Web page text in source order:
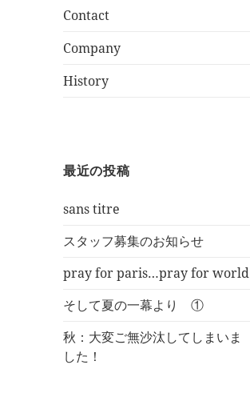
Contact
Company
History
最近の投稿
sans titre
スタッフ募集のお知らせ
pray for paris…pray for world
そして夏の一幕より ①
秋：大変ご無沙汰してしまいま
した！